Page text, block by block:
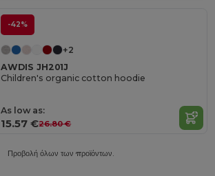
-42%
+2
AWDIS JH201J
Children's organic cotton hoodie
As low as:
15.57 €26.80 €
Προβολή όλων των προϊόντων.